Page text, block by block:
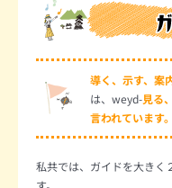
導く、示す、案
は、weyd-見る
言われています。
私共では、ガイドを大きく
す。